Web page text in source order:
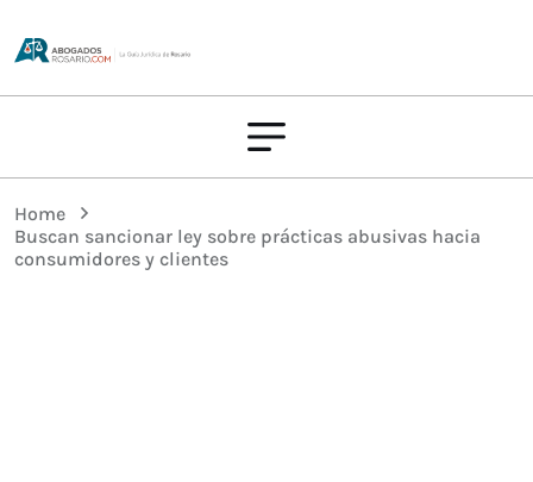
Home
Buscan sancionar ley sobre prácticas abusivas hacia
consumidores y clientes